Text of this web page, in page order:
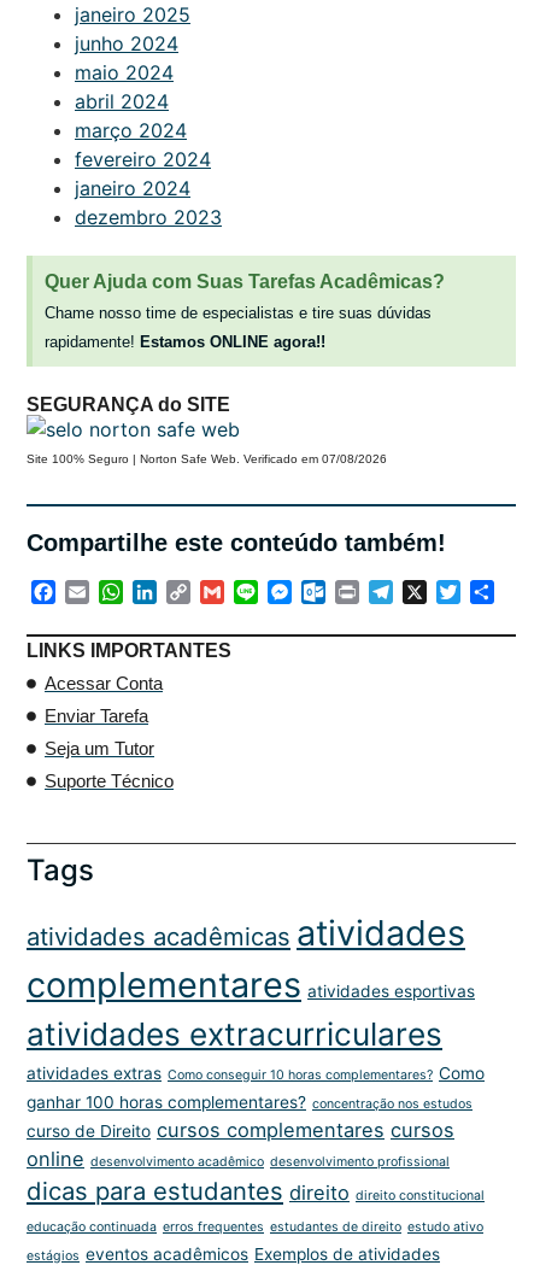
janeiro 2025
junho 2024
maio 2024
abril 2024
março 2024
fevereiro 2024
janeiro 2024
dezembro 2023
Quer Ajuda com Suas Tarefas Acadêmicas?
Chame nosso time de especialistas e tire suas dúvidas
rapidamente! Estamos ONLINE agora!!
SEGURANÇA do SITE
Site 100% Seguro | Norton Safe Web. Verificado em 07/08/2026
Compartilhe este conteúdo também!
Facebook
EmailWhatsApp
LinkedIn
Copy GmailLine Messenger
Outlook.com
Print Telegram Twitter
LINKS IMPORTANTES
Acessar Conta
Enviar Tarefa
Seja um Tutor
Suporte Técnico
Tags
atividades acadêmicas atividades
complementares atividades esportivas
atividades extracurriculares
atividades extras Como conseguir 10 horas complementares? Como
ganhar 100 horas complementares? concentração nos estudos
curso de Direito cursos complementares cursos
online desenvolvimento acadêmico desenvolvimento profissional
dicas para estudantes direito direito constitucional
educação continuada erros frequentes estudantes de direito estudo ativo
estágios eventos acadêmicos Exemplos de atividades